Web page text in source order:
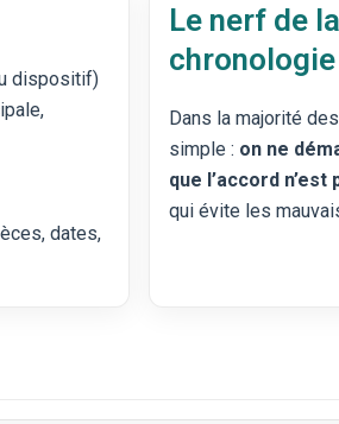
dispositif)
dates,
Le nerf de
chronologie
Dans la majorité
simple : on ne
que l’accord n’est
qui évite les